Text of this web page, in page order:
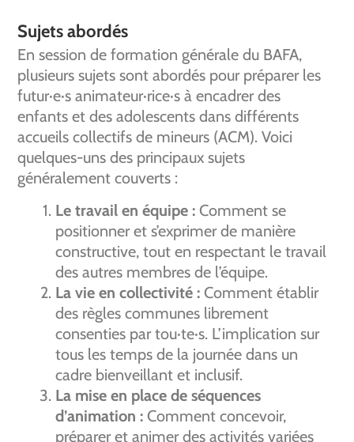
Sujets abordés
En session de formation générale du BAFA,
plusieurs sujets sont abordés pour préparer les
futur·e·s animateur·rice·s à encadrer des
enfants et des adolescents dans différents
accueils collectifs de mineurs (ACM). Voici
quelques-uns des principaux sujets
généralement couverts :
Le travail en équipe : Comment se
positionner et s’exprimer de manière
constructive, tout en respectant le travail
des autres membres de l’équipe.
La vie en collectivité : Comment établir
des règles communes librement
consenties par tou·te·s. L’implication sur
tous les temps de la journée dans un
cadre bienveillant et inclusif.
La mise en place de séquences
d’animation : Comment concevoir,
préparer et animer des activités variées